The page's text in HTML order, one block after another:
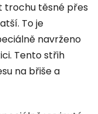
trochu těsné přes
To je
navrženo
Tento střih
na břiše a